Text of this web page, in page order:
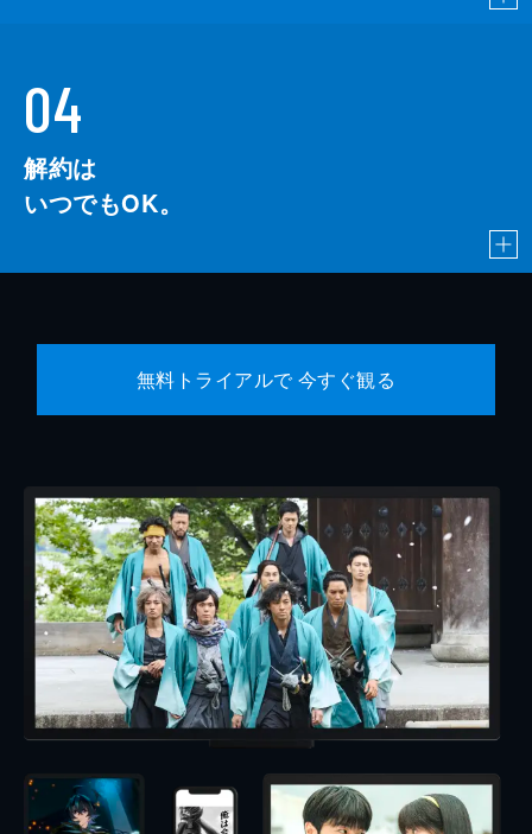
04
解約は
いつでもOK。
無料トライアルで 今すぐ観る